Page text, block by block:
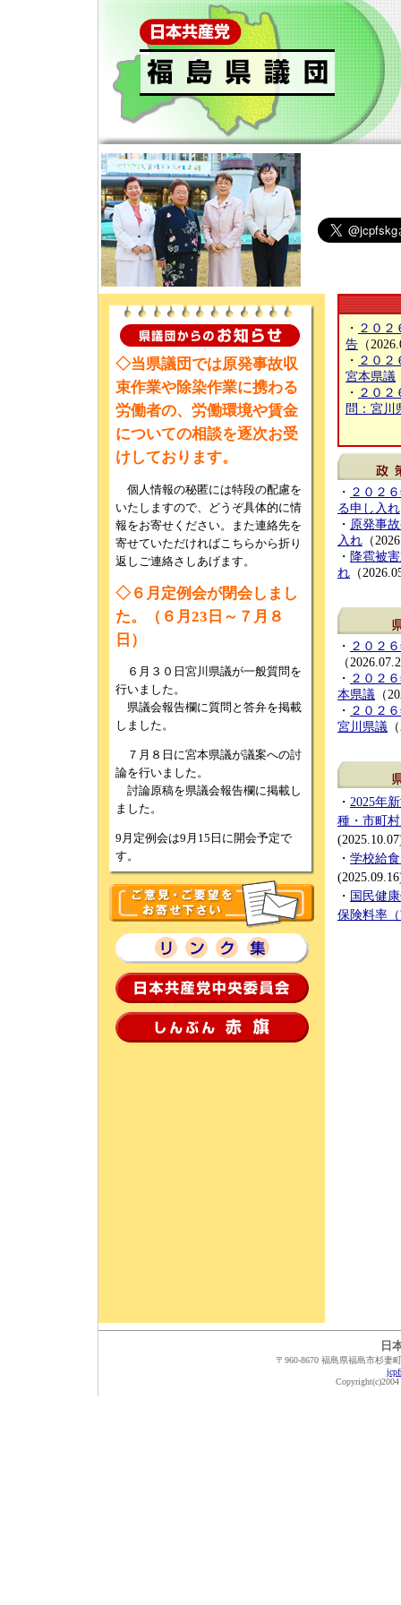
◇当県議団では原発事故収
束作業や除染作業に携わる
労働者の、労働環境や賃金
についての相談を逐次お受
けしております。
個人情報の秘匿には特段の配慮を
いたしますので、どうぞ具体的に情
報をお寄せください。また連絡先を
寄せていただければこちらから折り
返しご連絡さしあげます。
◇６月定例会が閉会しまし
た。（６月23日～７月８
日）
６月３０日宮川県議が一般質問を
行いました。
県議会報告欄に質問と答弁を掲載
しました。
７月８日に宮本県議が議案への討
論を行いました。
討論原稿を県議会報告欄に掲載し
ました。
9月定例会は9月15日に開会予定で
す。
・ ２０
告 （
・ ２０
宮本県議
・ ２０２
問：宮川
・ ２０２
る申し入れ
・ 原発事
入れ （
・ 降雹被
れ （
・ ２０２
（
・ ２０２
本県議 （
・ ２０２
宮川県議
・ 2025年
種・市町
・ 学校給
・ 国民健
保険料率
日
〒960-8670 福島県福島市杉妻